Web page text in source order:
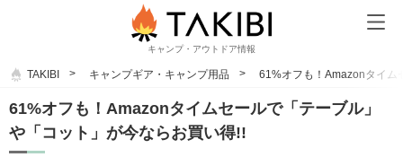
キャンプ・アウトドア情報
TAKIBI キャンプギア・キャンプ用品 61%オフも！Amazonタイム
61%オフも！Amazonタイムセールで「テーブル」
や「コット」が今ならお買い得!!